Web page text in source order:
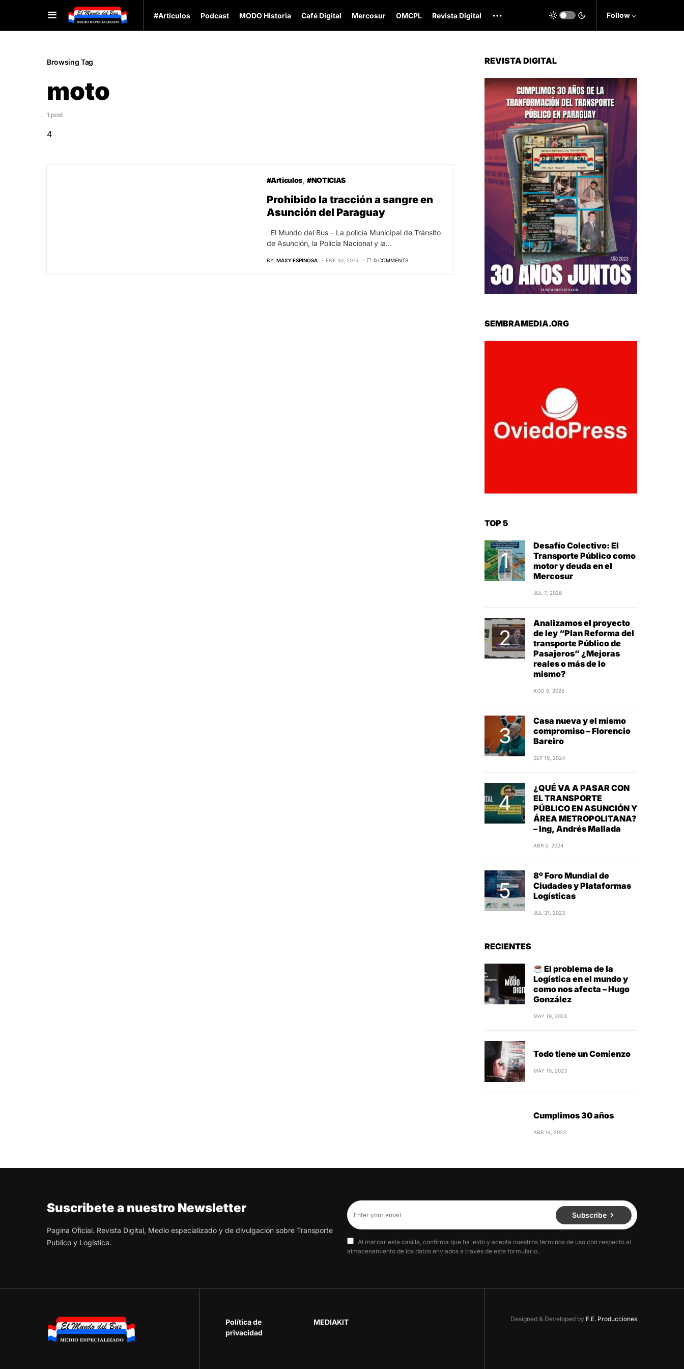
#Articulos Podcast MODO Historia Café Digital Mercosur OMCPL Revista Digital Follow
Browsing Tag
moto
1 post
4
#Articulos #NOTICIAS
Prohibido la tracción a sangre en
Asunción del Paraguay
El Mundo del Bus – La policía Municipal de Tránsito
de Asunción, la Policía Nacional y la…
BY MAXY ESPINOSA ENE 30, 2015 0 COMMENTS
REVISTA DIGITAL
SEMBRAMEDIA.ORG
TOP 5
Desafío Colectivo: El
Transporte Público como
motor y deuda en el
Mercosur
JUL 7, 2026
Analizamos el proyecto
de ley “Plan Reforma del
transporte Público de
Pasajeros” ¿Mejoras
reales o más de lo
mismo?
AGO 9, 2025
Casa nueva y el mismo
compromiso – Florencio
Bareiro
SEP 19, 2024
¿QUÉ VA A PASAR CON
EL TRANSPORTE
PÚBLICO EN ASUNCIÓN Y
ÁREA METROPOLITANA?
– Ing, Andrés Mallada
ABR 5, 2024
8º Foro Mundial de
Ciudades y Plataformas
Logísticas
JUL 31, 2023
RECIENTES
El problema de la
Logística en el mundo y
como nos afecta – Hugo
González
MAY 19, 2023
Todo tiene un Comienzo
MAY 10, 2023
Cumplimos 30 años
ABR 14, 2023
Suscribete a nuestro Newsletter
Pagina Oficial. Revista Digital, Medio especializado y de divulgación sobre Transporte
Publico y Logística.
Subscribe
Al marcar esta casilla, confirma que ha leído y acepta nuestros términos de uso con respecto al
almacenamiento de los datos enviados a través de este formulario.
Política de
privacidad
MEDIAKIT Designed & Developed by F.E. Producciones